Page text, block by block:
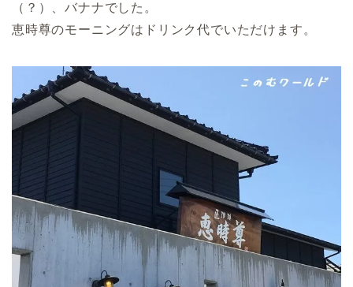
（？）、バナナでした。
恵時尊のモーニングはドリンク代でいただけます。